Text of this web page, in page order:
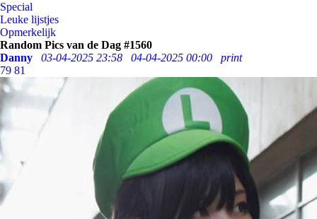
Special
Leuke lijstjes
Opmerkelijk
Random Pics van de Dag #1560
Danny
03-04-2025 23:58 04-04-2025 00:00
print
79 81